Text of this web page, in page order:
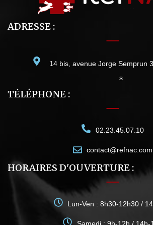
ADRESSE :
14 bis, avenue Jorge Semprun
s
TÉLÉPHONE :
02.23.45.07.10
contact@refnac.com
HORAIRES D'OUVERTURE :
Lun-Ven : 8h30-12h30 /